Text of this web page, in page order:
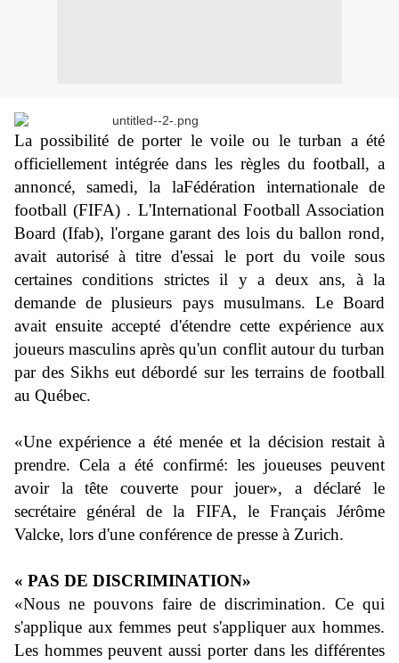
La possibilité de porter le voile ou le turban a été
officiellement intégrée dans les règles du football, a
annoncé, samedi, la laFédération internationale de
football (FIFA) . L'International Football Association
Board (Ifab), l'organe garant des lois du ballon rond,
avait autorisé à titre d'essai le port du voile sous
certaines conditions strictes il y a deux ans, à la
demande de plusieurs pays musulmans. Le Board
avait ensuite accepté d'étendre cette expérience aux
joueurs masculins après qu'un conflit autour du turban
par des Sikhs eut débordé sur les terrains de football
au Québec.
«Une expérience a été menée et la décision restait à
prendre. Cela a été confirmé: les joueuses peuvent
avoir la tête couverte pour jouer», a déclaré le
secrétaire général de la FIFA, le Français Jérôme
Valcke, lors d'une conférence de presse à Zurich.
« PAS DE DISCRIMINATION»
«Nous ne pouvons faire de discrimination. Ce qui
s'applique aux femmes peut s'appliquer aux hommes.
Les hommes peuvent aussi porter dans les différentes